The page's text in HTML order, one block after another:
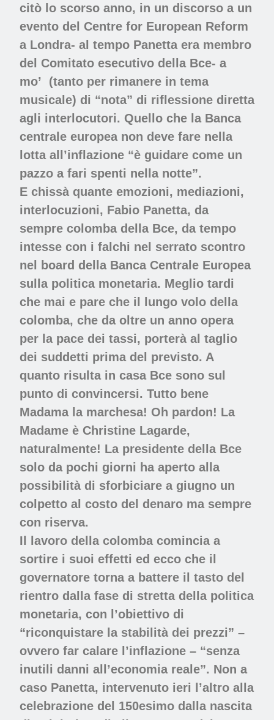
citò lo scorso anno, in un discorso a un
evento del Centre for European Reform
a Londra- al tempo Panetta era membro
del Comitato esecutivo della Bce- a
mo’
(tanto per rimanere in tema
musicale) di “nota” di riflessione diretta
agli interlocutori. Quello che la Banca
centrale europea non deve fare nella
lotta all’inflazione “è guidare come un
pazzo a fari spenti nella notte”.
E chissà quante emozioni, mediazioni,
interlocuzioni, Fabio Panetta, da
sempre colomba della Bce, da tempo
intesse con i falchi nel serrato scontro
nel board della Banca Centrale Europea
sulla politica monetaria. Meglio tardi
che mai e pare che il lungo volo della
colomba, che da oltre un anno opera
per la pace dei tassi, porterà al taglio
dei suddetti prima del previsto. A
quanto risulta in casa Bce sono sul
punto di convincersi. Tutto bene
Madama la marchesa! Oh pardon! La
Madame è Christine Lagarde,
naturalmente! La presidente della Bce
solo da pochi giorni ha aperto alla
possibilità di sforbiciare a giugno un
colpetto al costo del denaro ma sempre
con riserva.
Il lavoro della colomba comincia a
sortire i suoi effetti ed ecco che il
governatore torna a battere il tasto del
rientro dalla fase di stretta della politica
monetaria, con l’obiettivo di
“riconquistare la stabilità dei prezzi” –
ovvero far calare l’inflazione – “senza
inutili danni all’economia reale”. Non a
caso Panetta, intervenuto ieri l’altro alla
celebrazione del 150esimo dalla nascita